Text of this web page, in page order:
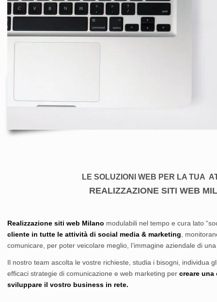
LE SOLUZIONI WEB PER LA TUA
REALIZZAZIONE SITI WEB
Realizzazione siti web Milano modulabili nel tempo e cura lato
cliente in tutte le attività di social media & marketing,
comunicare, per poter veicolare meglio, l’immagine aziendale di
Il nostro team ascolta le vostre richieste, studia i bisogni, individua
efficaci strategie di comunicazione e web marketing per creare
sviluppare il vostro business in rete.